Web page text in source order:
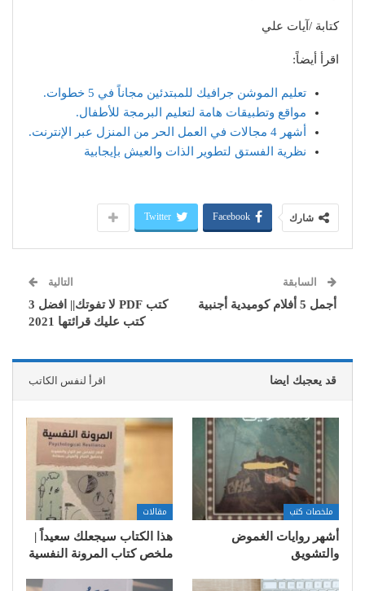
كتابة /آيات علي
اقرأ أيضاً:
تعليم الموشن جرافيك للمبتدئين مجاناً في 5 خطوات.
مواقع وتطبيقات هامة لتعليم البرمجة للأطفال.
أشهر 4 مجالات في العمل الحر من المنزل عبر الإنترنت.
نظرية الفستق لتطوير الذات والعيش بإيجابية
شارك Facebook
Twitter
السابقة
أجمل 5 أفلام كوميدية أجنبية
التالية
كتب PDF لا تفوتك|| افضل 3
كتب عليك قرائتها 2021
قد يعجبك ايضا اقرأ لنفس الكاتب
ملخصات كتب
أشهر روايات الغموض
والتشويق
مقالات
هذا الكتاب سيجعلك سعيداً |
ملخص كتاب المرونة النفسية